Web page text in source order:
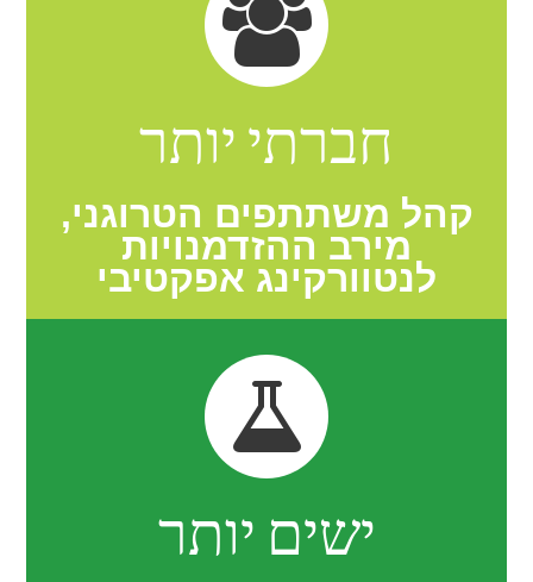
חברתי יותר
קהל משתתפים הטרוגני,
מירב ההזדמנויות
לנטוורקינג אפקטיבי
ישים יותר